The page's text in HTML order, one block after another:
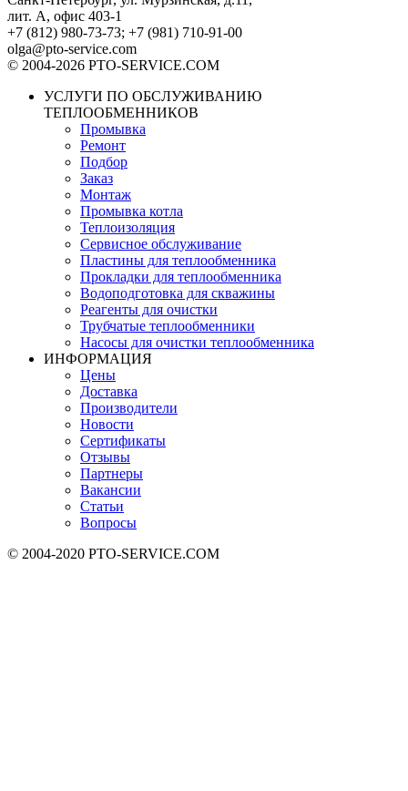
лит. А, офис 403-1
+7 (812) 980-73-73; +7 (981) 710-91-00
olga@pto-service.com
© 2004-2026 PTO-SERVICE.COM
УСЛУГИ ПО ОБСЛУЖИВАНИЮ
ТЕПЛООБМЕННИКОВ
Промывка
Ремонт
Подбор
Заказ
Монтаж
Промывка котла
Теплоизоляция
Сервисное обслуживание
Пластины для теплообменника
Прокладки для теплообменника
Водоподготовка для скважины
Реагенты для очистки
Трубчатые теплообменники
Насосы для очистки теплообменника
ИНФОРМАЦИЯ
Цены
Доставка
Производители
Новости
Сертификаты
Отзывы
Партнеры
Вакансии
Статьи
Вопросы
© 2004-2020 PTO-SERVICE.COM